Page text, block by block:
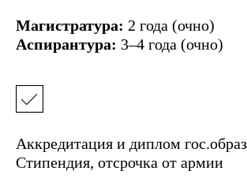
Магистратура: 2 года (очно)
Аспирантура: 3–4 года (очно)
Аккредитация и диплом
Стипендия, отсрочка от армии